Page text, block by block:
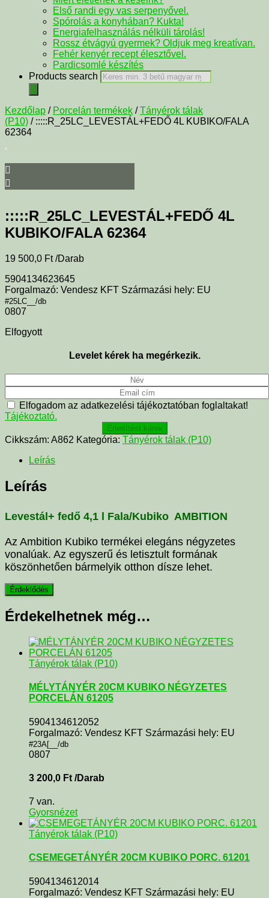
Első randi egy vas serpenyővel.
Spórolás a konyhában? Kukta!
Energiafelhasználás nélküli tárolás!
Rossz étvágyú gyermek? Oldjuk meg kreatívan.
Fehér kenyér recept élesztővel.
Pardicsomlé készítés
Products search
Kezdőlap / Porcelán termékek /Tányérok tálak
(P10) / :::::R_25LC_LEVESTÁL+FEDŐ 4L KUBIKO/FALA
62364
:::::R_25LC_LEVESTÁL+FEDŐ 4L
KUBIKO/FALA 62364
19 500,0 Ft /Darab
5904134623645
Forgalmazó: Vendesz KFT Származási hely: EU
#25LC__/db
0807
Elfogyott
Levelet kérek ha megérkezik.
Elfogadom az adatkezelési tájékoztatóban foglaltakat!
Tájékoztató.
Értesítést kérek
Cikkszám: A862 Kategória: Tányérok tálak (P10)
Leírás
Leírás
Levestál+ fedő 4,1 l Fala/Kubiko AMBITION
Az Ambition Kubiko termékei elegáns négyzetes
vonalúak. Az egyszerű és letisztult formának
köszönhetően bármelyik otthon dísze lehet.
Érdekelhetnek még…
Tányérok tálak (P10)
MÉLYTÁNYÉR 20CM KUBIKO NÉGYZETES
PORCELÁN 61205
5904134612052
Forgalmazó: Vendesz KFT Származási hely: EU
#23A[__/db
0807
3 200,0 Ft /Darab
7 van.
Gyorsnézet
Tányérok tálak (P10)
CSEMEGETÁNYÉR 20CM KUBIKO PORC. 61201
5904134612014
Forgalmazó: Vendesz KFT Származási hely: EU